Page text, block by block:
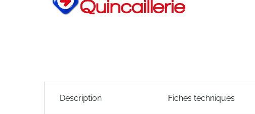
images
gallery
Description Fiches techniques